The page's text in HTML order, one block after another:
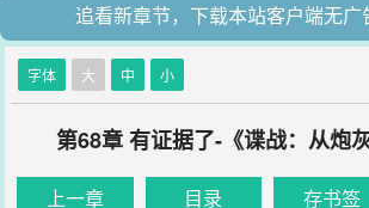
追看新章节，下载本站客户端无广
字体 大 中 小
第68章 有证据了-《谍战：从炮
上一章 目录 存书签